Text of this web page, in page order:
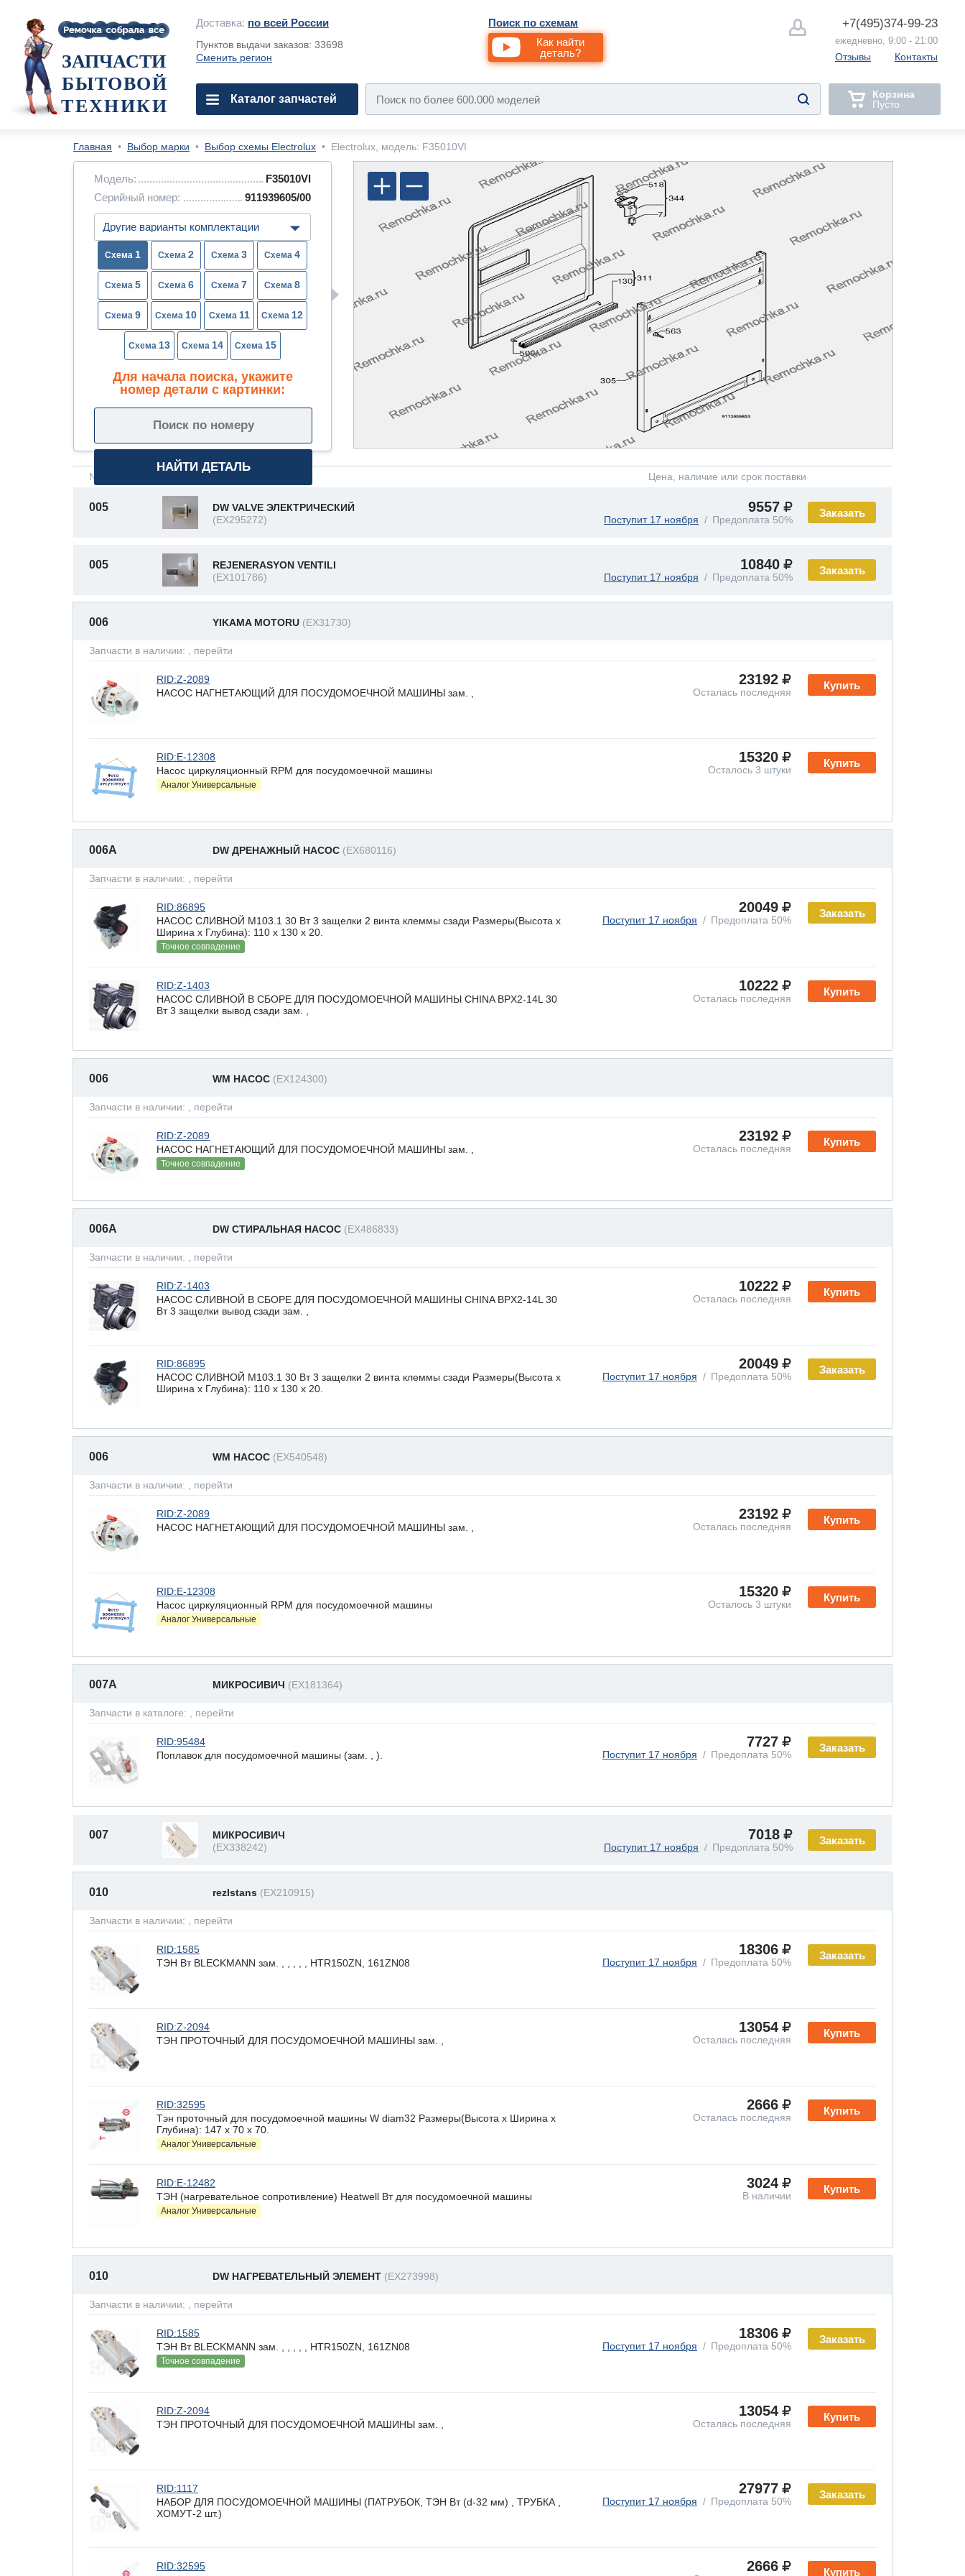
Доставка: по всей России
Пунктов выдачи заказов: 33698
Сменить регион
Поиск по схемам
Как найти
деталь?
+7(495)374-99-23
ежедневно, 9:00 - 21:00
Отзывы Контакты
ЗАПЧАСТИ
БЫТОВОЙ
ТЕХНИКИ
Каталог запчастей
Корзина
Пусто
Главная • Выбор марки • Выбор схемы Electrolux • Electrolux, модель: F35010VI
Модель:
F35010VI
Серийный номер:
911939605/00
1 2 3 4
5 6 7 8
9 10 11 12
13 14 15
Для начала поиска, укажите
номер детали с картинки:
№ на схеме Цена, наличие или срок поставки
Заказать
005
DW VALVE ЭЛЕКТРИЧЕСКИЙ
(EX295272)
9557
Поступит 17 ноября Предоплата 50%
Заказать
005
REJENERASYON VENTILI
(EX101786)
10840
Поступит 17 ноября Предоплата 50%
006 YIKAMA MOTORU (EX31730)
Запчасти в наличии: , перейти
Купить
RID:Z-2089
НАСОС НАГНЕТАЮЩИЙ ДЛЯ ПОСУДОМОЕЧНОЙ МАШИНЫ зам. ,
23192
Осталась последняя
Купить
RID:E-12308
Насос циркуляционный RPM для посудомоечной машины
Аналог Универсальные
15320
Осталось 3 штуки
006A DW ДРЕНАЖНЫЙ НАСОС (EX680116)
Запчасти в наличии: , перейти
Заказать
RID:86895
НАСОС СЛИВНОЙ М103.1 30 Вт 3 защелки 2 винта клеммы сзади Размеры(Высота х
Ширина х Глубина): 110 x 130 х 20.
Точное совпадение
20049
Поступит 17 ноября Предоплата 50%
Купить
RID:Z-1403
НАСОС СЛИВНОЙ В СБОРЕ ДЛЯ ПОСУДОМОЕЧНОЙ МАШИНЫ CHINA BPX2-14L 30
Вт 3 защелки вывод сзади зам. ,
10222
Осталась последняя
006 WM НАСОС (EX124300)
Запчасти в наличии: , перейти
Купить
RID:Z-2089
НАСОС НАГНЕТАЮЩИЙ ДЛЯ ПОСУДОМОЕЧНОЙ МАШИНЫ зам. ,
Точное совпадение
23192
Осталась последняя
006A DW СТИРАЛЬНАЯ НАСОС (EX486833)
Запчасти в наличии: , перейти
Купить
RID:Z-1403
НАСОС СЛИВНОЙ В СБОРЕ ДЛЯ ПОСУДОМОЕЧНОЙ МАШИНЫ CHINA BPX2-14L 30
Вт 3 защелки вывод сзади зам. ,
10222
Осталась последняя
Заказать
RID:86895
НАСОС СЛИВНОЙ М103.1 30 Вт 3 защелки 2 винта клеммы сзади Размеры(Высота х
Ширина х Глубина): 110 x 130 х 20.
20049
Поступит 17 ноября Предоплата 50%
006 WM НАСОС (EX540548)
Запчасти в наличии: , перейти
Купить
RID:Z-2089
НАСОС НАГНЕТАЮЩИЙ ДЛЯ ПОСУДОМОЕЧНОЙ МАШИНЫ зам. ,
23192
Осталась последняя
Купить
RID:E-12308
Насос циркуляционный RPM для посудомоечной машины
Аналог Универсальные
15320
Осталось 3 штуки
007A МИКРОСИВИЧ (EX181364)
Запчасти в каталоге: , перейти
Заказать
RID:95484
Поплавок для посудомоечной машины (зам. , ).
7727
Поступит 17 ноября Предоплата 50%
Заказать
007
МИКРОСИВИЧ
(EX338242)
7018
Поступит 17 ноября Предоплата 50%
010 rezIstans (EX210915)
Запчасти в наличии: , перейти
Заказать
RID:1585
ТЭН Вт BLECKMANN зам. , , , , , HTR150ZN, 161ZN08
18306
Поступит 17 ноября Предоплата 50%
Купить
RID:Z-2094
ТЭН ПРОТОЧНЫЙ ДЛЯ ПОСУДОМОЕЧНОЙ МАШИНЫ зам. ,
13054
Осталась последняя
Купить
RID:32595
Тэн проточный для посудомоечной машины W diam32 Размеры(Высота х Ширина х
Глубина): 147 x 70 х 70.
Аналог Универсальные
2666
Осталась последняя
Купить
RID:E-12482
ТЭН (нагревательное сопротивление) Heatwell Вт для посудомоечной машины
Аналог Универсальные
3024
В наличии
010 DW НАГРЕВАТЕЛЬНЫЙ ЭЛЕМЕНТ (EX273998)
Запчасти в наличии: , перейти
Заказать
RID:1585
ТЭН Вт BLECKMANN зам. , , , , , HTR150ZN, 161ZN08
Точное совпадение
18306
Поступит 17 ноября Предоплата 50%
Купить
RID:Z-2094
ТЭН ПРОТОЧНЫЙ ДЛЯ ПОСУДОМОЕЧНОЙ МАШИНЫ зам. ,
13054
Осталась последняя
Заказать
RID:1117
НАБОР ДЛЯ ПОСУДОМОЕЧНОЙ МАШИНЫ (ПАТРУБОК, ТЭН Вт (d-32 мм) , ТРУБКА ,
ХОМУТ-2 шт.)
27977
Поступит 17 ноября Предоплата 50%
Купить
RID:32595
2666